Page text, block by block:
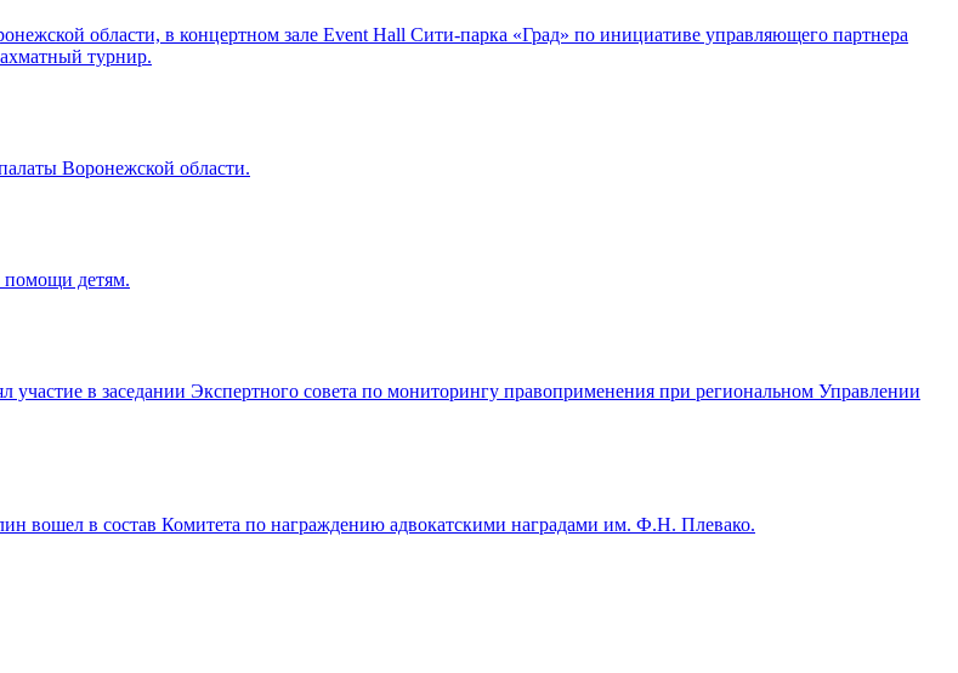
области, в концертном зале Event Hall Сити-парка «Град» по инициативе управляющего партнера
турнир.
Воронежской области.
помощи детям.
в заседании Экспертного совета по мониторингу правоприменения при региональном Управлении
вошел в состав Комитета по награждению адвокатскими наградами им. Ф.Н. Плевако.